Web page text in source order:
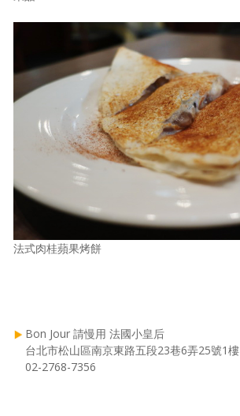
法式肉桂蘋果烤餅
Bon Jour 請慢用 法國小皇后
台北市松山區南京東路五段23巷6弄25號1樓
02-2768-7356